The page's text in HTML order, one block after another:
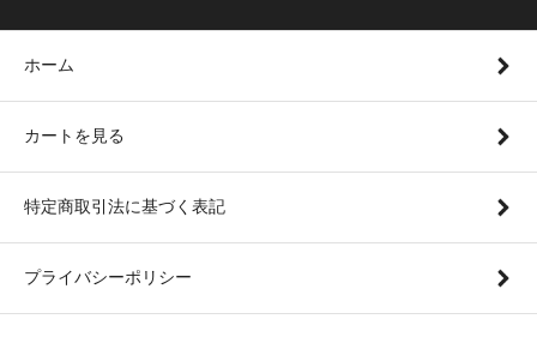
ホーム
カートを見る
特定商取引法に基づく表記
プライバシーポリシー